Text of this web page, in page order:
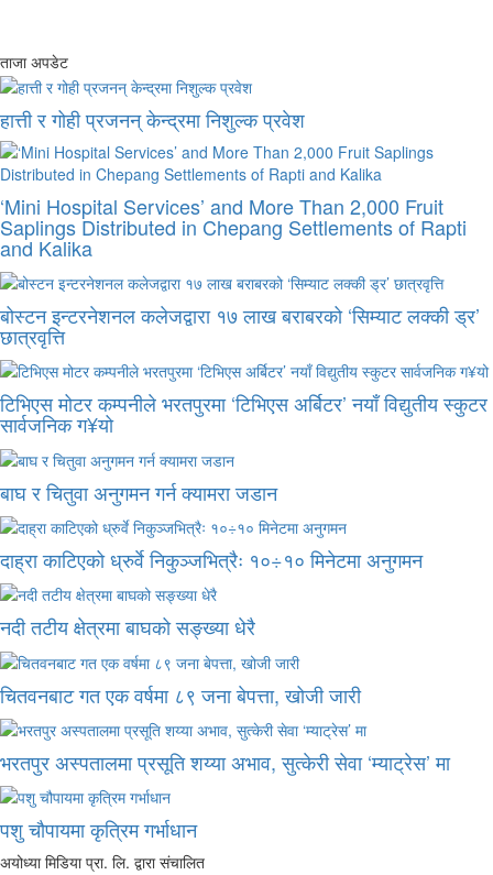
ताजा अपडेट
हात्ती र गोही प्रजनन् केन्द्रमा निशुल्क प्रवेश
‘Mini Hospital Services’ and More Than 2,000 Fruit
Saplings Distributed in Chepang Settlements of Rapti
and Kalika
बोस्टन इन्टरनेशनल कलेजद्वारा १७ लाख बराबरको ‘सिम्याट लक्की ड्र’
छात्रवृत्ति
टिभिएस मोटर कम्पनीले भरतपुरमा ‘टिभिएस अर्बिटर’ नयाँ विद्युतीय स्कुटर
सार्वजनिक ग¥यो
बाघ र चितुवा अनुगमन गर्न क्यामरा जडान
दाह्रा काटिएको ध्रुर्वे निकुञ्जभित्रैः १०÷१० मिनेटमा अनुगमन
नदी तटीय क्षेत्रमा बाघको सङ्ख्या धेरै
चितवनबाट गत एक वर्षमा ८९ जना बेपत्ता, खोजी जारी
भरतपुर अस्पतालमा प्रसूति शय्या अभाव, सुत्केरी सेवा ‘म्याट्रेस’ मा
पशु चौपायमा कृत्रिम गर्भाधान
अयोध्या मिडिया प्रा. लि. द्वारा संचालित